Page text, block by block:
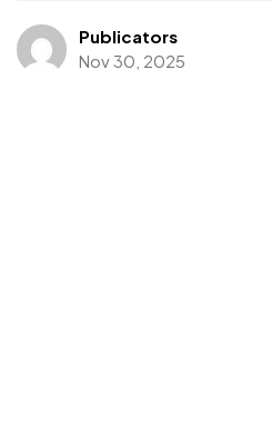
Publicators
Nov 30, 2025